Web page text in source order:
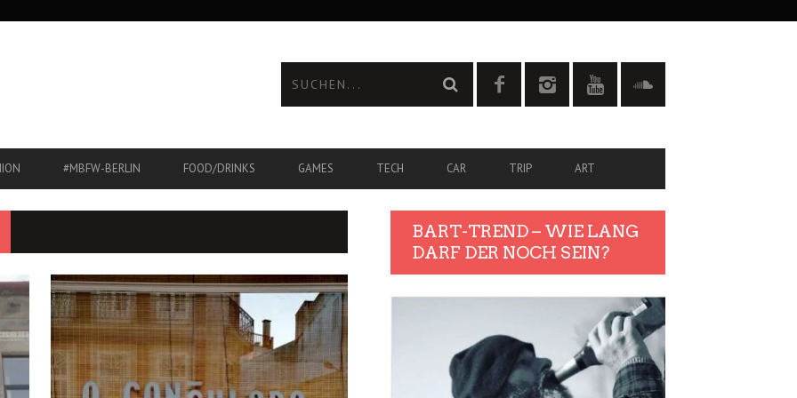
#MBFW-BERLIN FOOD/DRINKS GAMES TECH CAR TRIP ART
BART-TREND – WIE LANG
DARF DER NOCH SEIN?